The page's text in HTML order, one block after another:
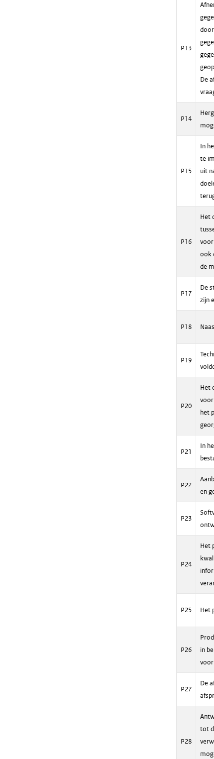
P13
De
P14
P15
In
te
uit
P16
Het
ook
de
P17
De
zijn
P18
P19
P20
Het
het
P21
In
P22
en
P23
P24
Het
P25 Het
P26
in
P27
De
P28
tot